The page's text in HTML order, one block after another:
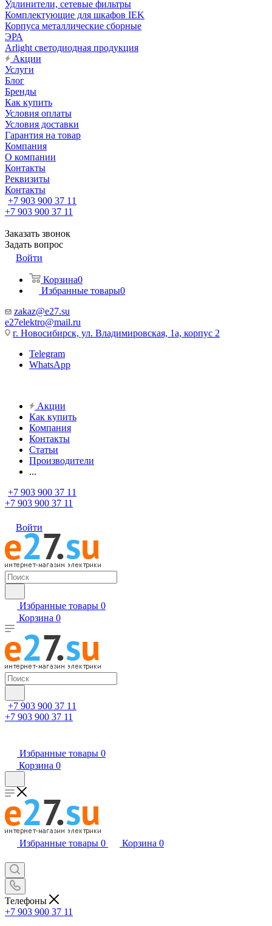
Удлинители, сетевые фильтры
Комплектующие для шкафов IEK
Корпуса металлические сборные
ЭРА
Arlight светодиодная продукция
Акции
Услуги
Блог
Бренды
Как купить
Условия оплаты
Условия доставки
Гарантия на товар
Компания
О компании
Контакты
Реквизиты
Контакты
+7 903 900 37 11
+7 903 900 37 11
Заказать звонок
Задать вопрос
Войти
Корзина0
Избранные товары0
zakaz@e27.su
e27elektro@mail.ru
г. Новосибирск, ул. Владимировская, 1а, корпус 2
Telegram
WhatsApp
Акции
Как купить
Компания
Контакты
Статьи
Производители
...
+7 903 900 37 11
+7 903 900 37 11
Войти
Избранные товары 0
Корзина 0
+7 903 900 37 11
+7 903 900 37 11
Избранные товары 0
Корзина 0
Избранные товары 0 Корзина 0
Телефоны
+7 903 900 37 11